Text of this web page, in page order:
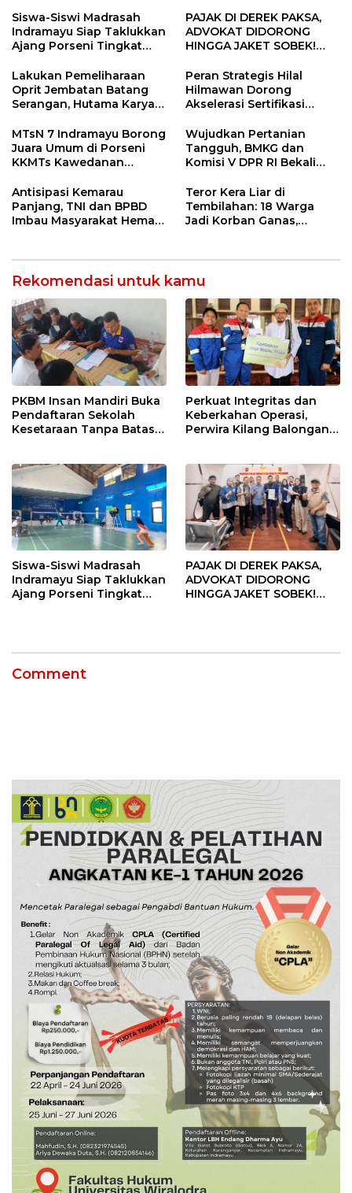
Siswa-Siswi Madrasah
Indramayu Siap Taklukkan
Ajang Porseni Tingkat
PAJAK DI DEREK PAKSA,
ADVOKAT DIDORONG
HINGGA JAKET SOBEK!
Ngamuk Kepung Polresta
Pekanbaru!
Lakukan Pemeliharaan
Oprit Jembatan Batang
Serangan, Hutama Karya
55 Tol Binjai–Langsa
Peran Strategis Hilal
Hilmawan Dorong
Akselerasi Sertifikasi
Entaskan Kemiskinan di
Indramayu
MTsN 7 Indramayu Borong
Juara Umum di Porseni
KKMTs Kawedanan
Wujudkan Pertanian
Tangguh, BMKG dan
Komisi V DPR RI Bekali
Sekolah Lapang Iklim
Antisipasi Kemarau
Panjang, TNI dan BPBD
Imbau Masyarakat Hemat
Teror Kera Liar di
Tembilahan: 18 Warga
Jadi Korban Ganas,
Rekomendasi untuk kamu
PKBM Insan Mandiri Buka
Pendaftaran Sekolah
Kesetaraan Tanpa Batas
Perkuat Integritas dan
Keberkahan Operasi,
Perwira Kilang Balongan
Siswa-Siswi Madrasah
Indramayu Siap Taklukkan
Ajang Porseni Tingkat
PAJAK DI DEREK PAKSA,
ADVOKAT DIDORONG
HINGGA JAKET SOBEK!
Comment